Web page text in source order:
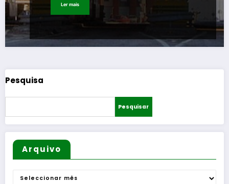
Ler mais
Pesquisa
Pesquisar
Arquivo
Arquivo